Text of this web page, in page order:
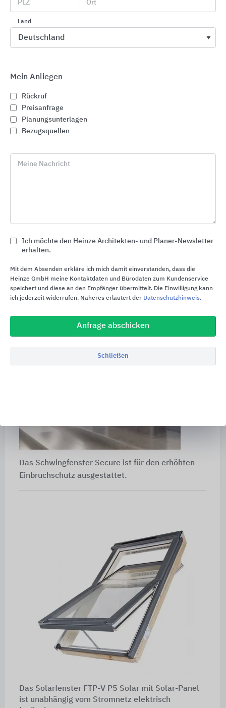
Secure
Das Z-Wave Schwingfenster lässt sich per
Fernbedienung elektrisch öffnen.
Das Schwingfenster Secure ist für den erhöhten
Einbruchschutz ausgestattet.
Das Solarfenster FTP-V P5 Solar mit Solar-Panel
ist unabhängig vom Stromnetz elektrisch
PLZ Ort
Land
Mein Anliegen
Rückruf
Preisanfrage
Planungsunterlagen
Bezugsquellen
Meine Nachricht
Ich möchte den Heinze Architekten- und Planer-Newsletter
erhalten.
Mit dem Absenden erkläre ich mich damit einverstanden, dass die
Heinze GmbH meine Kontaktdaten und Bürodaten zum Kundenservice
speichert und diese an den Empfänger übermittelt. Die Einwilligung kann
ich jederzeit widerrufen. Näheres erläutert der Datenschutzhinweis.
Anfrage abschicken
Schließen